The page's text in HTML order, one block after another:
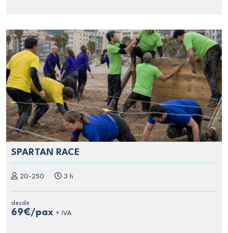
SPARTAN RACE
20-250 3 h
desde
69€/pax + IVA